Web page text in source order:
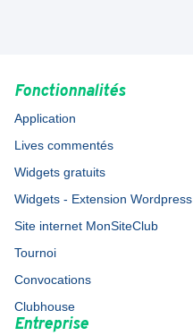
Fonctionnalités
Application
Lives commentés
Widgets gratuits
Widgets - Extension Wordpress
Site internet MonSiteClub
Tournoi
Convocations
Clubhouse
Entreprise